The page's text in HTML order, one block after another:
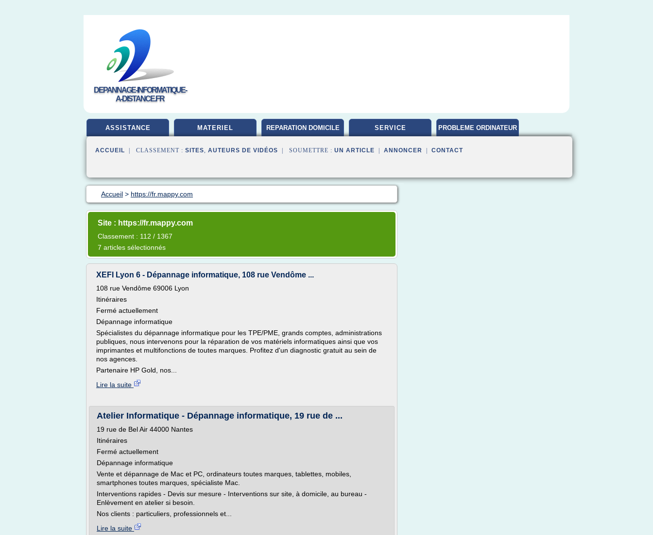
DEPANNAGE-INFORMATIQUE-
A-DISTANCE.FR
ASSISTANCE MATERIEL REPARATION DOMICILE SERVICE PROBLEME ORDINATEUR
ACCUEIL | CLASSEMENT : SITES, AUTEURS DE VIDÉOS | SOUMETTRE : UN ARTICLE ANNONCER CONTACT
Accueil > https://fr.mappy.com
Site : https://fr.mappy.com
Classement : 112 / 1367
7 articles sélectionnés
XEFI Lyon 6 - Dépannage informatique, 108 rue Vendôme ...
108 rue Vendôme 69006 Lyon
Itinéraires
Fermé actuellement
Dépannage informatique
Spécialistes du dépannage informatique pour les TPE/PME, grands comptes, administrations
publiques, nous intervenons pour la réparation de vos matériels informatiques ainsi que vos
imprimantes et multifonctions de toutes marques. Profitez d'un diagnostic gratuit au sein de
nos agences.
Partenaire HP Gold, nos...
Lire la suite
Atelier Informatique - Dépannage informatique, 19 rue de ...
19 rue de Bel Air 44000 Nantes
Itinéraires
Fermé actuellement
Dépannage informatique
Vente et dépannage de Mac et PC, ordinateurs toutes marques, tablettes, mobiles,
smartphones toutes marques, spécialiste Mac.
Interventions rapides - Devis sur mesure - Interventions sur site, à domicile, au bureau -
Enlèvement en atelier si besoin.
Nos clients : particuliers, professionnels et...
Lire la suite